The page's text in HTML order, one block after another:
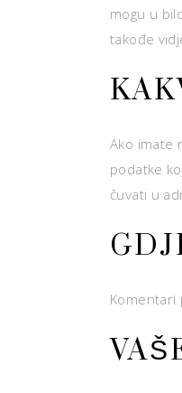
mogu u
takođe
Ako imate
podatke
čuvati u